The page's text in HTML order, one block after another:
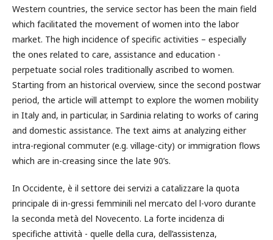
Western countries, the service sector has been the main field
which facilitated the movement of women into the labor
market. The high incidence of specific activities – especially
the ones related to care, assistance and education -
perpetuate social roles traditionally ascribed to women.
Starting from an historical overview, since the second postwar
period, the article will attempt to explore the women mobility
in Italy and, in particular, in Sardinia relating to works of caring
and domestic assistance. The text aims at analyzing either
intra-regional commuter (e.g. village-city) or immigration flows
which are in-creasing since the late 90’s.
In Occidente, è il settore dei servizi a catalizzare la quota
principale di in-gressi femminili nel mercato del l-voro durante
la seconda metà del Novecento. La forte incidenza di
specifiche attività - quelle della cura, dell’assistenza,